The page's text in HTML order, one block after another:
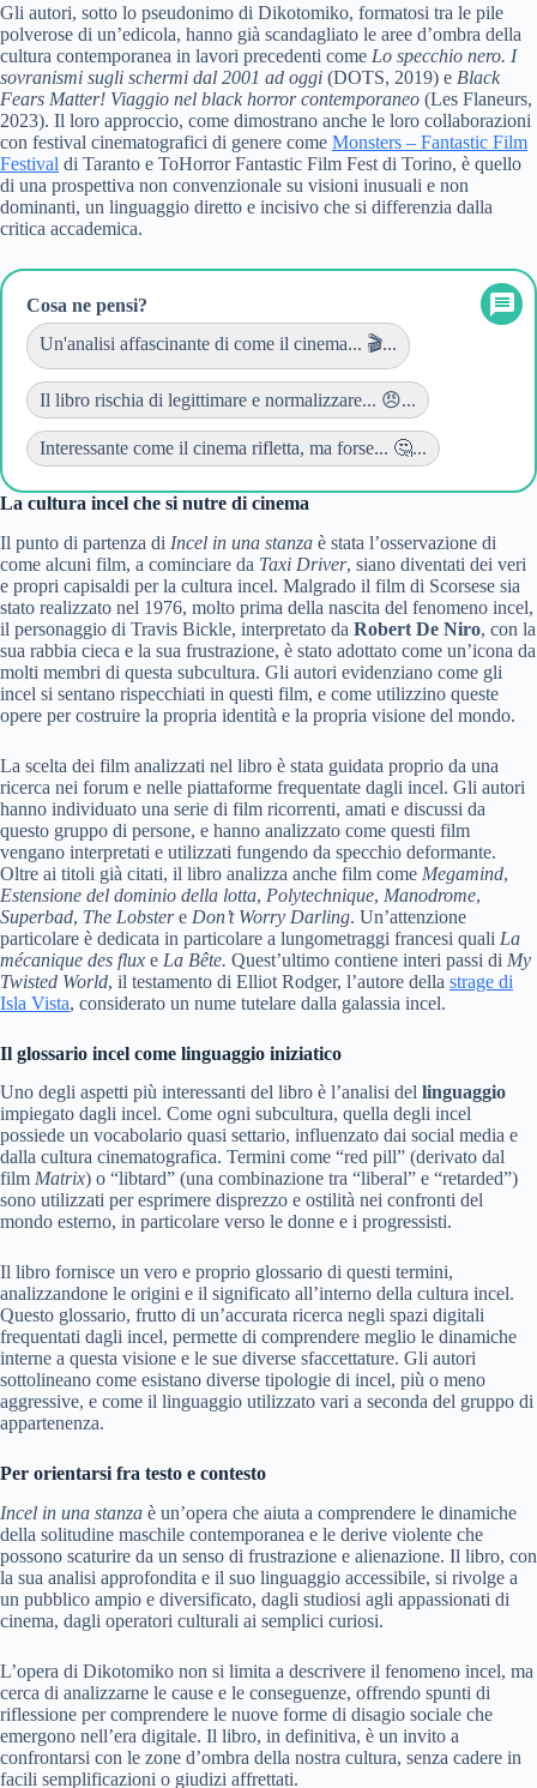
Gli autori, sotto lo pseudonimo di Dikotomiko, formatosi tra le pile
polverose di un’edicola, hanno già scandagliato le aree d’ombra della
cultura contemporanea in lavori precedenti come Lo specchio nero. I
sovranismi sugli schermi dal 2001 ad oggi (DOTS, 2019) e Black
Fears Matter! Viaggio nel black horror contemporaneo (Les Flaneurs,
2023). Il loro approccio, come dimostrano anche le loro collaborazioni
con festival cinematografici di genere come Monsters – Fantastic Film
Festival di Taranto e ToHorror Fantastic Film Fest di Torino, è quello
di una prospettiva non convenzionale su visioni inusuali e non
dominanti, un linguaggio diretto e incisivo che si differenzia dalla
critica accademica.
Cosa ne pensi?
Un'analisi affascinante di come il cinema... 🎬...
Il libro rischia di legittimare e normalizzare... 😠...
Interessante come il cinema rifletta, ma forse... 🤔...
La cultura incel che si nutre di cinema
Il punto di partenza di Incel in una stanza è stata l’osservazione di
come alcuni film, a cominciare da Taxi Driver, siano diventati dei veri
e propri capisaldi per la cultura incel. Malgrado il film di Scorsese sia
stato realizzato nel 1976, molto prima della nascita del fenomeno incel,
il personaggio di Travis Bickle, interpretato da Robert De Niro, con la
sua rabbia cieca e la sua frustrazione, è stato adottato come un’icona da
molti membri di questa subcultura. Gli autori evidenziano come gli
incel si sentano rispecchiati in questi film, e come utilizzino queste
opere per costruire la propria identità e la propria visione del mondo.
La scelta dei film analizzati nel libro è stata guidata proprio da una
ricerca nei forum e nelle piattaforme frequentate dagli incel. Gli autori
hanno individuato una serie di film ricorrenti, amati e discussi da
questo gruppo di persone, e hanno analizzato come questi film
vengano interpretati e utilizzati fungendo da specchio deformante.
Oltre ai titoli già citati, il libro analizza anche film come Megamind,
Estensione del dominio della lotta, Polytechnique, Manodrome,
Superbad, The Lobstere Don’t Worry Darling. Un’attenzione
particolare è dedicata in particolare a lungometraggi francesi quali La
mécanique des flux e La Bête. Quest’ultimo contiene interi passi di My
Twisted World, il testamento di Elliot Rodger, l’autore della strage di
Isla Vista, considerato un nume tutelare dalla galassia incel.
Il glossario incel come linguaggio iniziatico
Uno degli aspetti più interessanti del libro è l’analisi del linguaggio
impiegato dagli incel. Come ogni subcultura, quella degli incel
possiede un vocabolario quasi settario, influenzato dai social media e
dalla cultura cinematografica. Termini come “red pill” (derivato dal
film Matrix) o “libtard” (una combinazione tra “liberal” e “retarded”)
sono utilizzati per esprimere disprezzo e ostilità nei confronti del
mondo esterno, in particolare verso le donne e i progressisti.
Il libro fornisce un vero e proprio glossario di questi termini,
analizzandone le origini e il significato all’interno della cultura incel.
Questo glossario, frutto di un’accurata ricerca negli spazi digitali
frequentati dagli incel, permette di comprendere meglio le dinamiche
interne a questa visione e le sue diverse sfaccettature. Gli autori
sottolineano come esistano diverse tipologie di incel, più o meno
aggressive, e come il linguaggio utilizzato vari a seconda del gruppo di
appartenenza.
Per orientarsi fra testo e contesto
Incel in una stanza è un’opera che aiuta a comprendere le dinamiche
della solitudine maschile contemporanea e le derive violente che
possono scaturire da un senso di frustrazione e alienazione. Il libro, con
la sua analisi approfondita e il suo linguaggio accessibile, si rivolge a
un pubblico ampio e diversificato, dagli studiosi agli appassionati di
cinema, dagli operatori culturali ai semplici curiosi.
L’opera di Dikotomiko non si limita a descrivere il fenomeno incel, ma
cerca di analizzarne le cause e le conseguenze, offrendo spunti di
riflessione per comprendere le nuove forme di disagio sociale che
emergono nell’era digitale. Il libro, in definitiva, è un invito a
confrontarsi con le zone d’ombra della nostra cultura, senza cadere in
facili semplificazioni o giudizi affrettati.